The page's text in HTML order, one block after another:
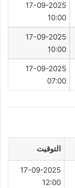
17-09-2025
10:00
17-09-2025
10:00
17-09-2025
07:00
التوقيت
17-09-2025
12:00